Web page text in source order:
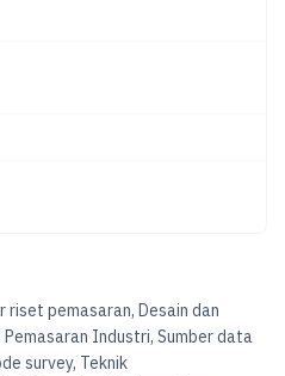
riset pemasaran, Desain dan
Industri, Sumber data
survey, Teknik